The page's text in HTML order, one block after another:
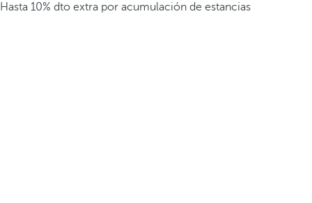
Hasta 10% dto extra por acumulación de estancias